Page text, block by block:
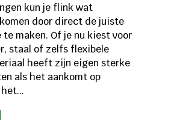
kun je flink wat
door direct de juiste
maken. Of je nu kiest voor
staal of zelfs flexibele
heeft zijn eigen sterke
als het aankomt op